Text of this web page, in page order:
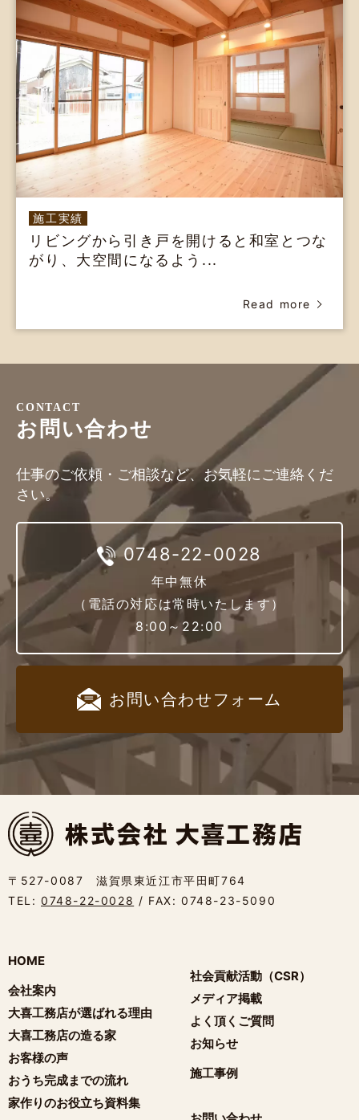
施工実績
リビングから引き戸を開けると和室とつな
がり、大空間になるよう...
Read more
CONTACT
お問い合わせ
仕事のご依頼・ご相談など、お気軽にご連絡くだ
さい。
0748-22-0028
年中無休
（電話の対応は常時いたします）
8:00～22:00
お問い合わせ フォーム
〒527-0087 滋賀県東近江市平田町764
TEL: 0748-22-0028 / FAX: 0748-23-5090
HOME
会社案内
大喜工務店が選ばれる理由
大喜工務店の造る家
お客様の声
おうち完成までの流れ
家作りのお役立ち資料集
社会貢献活動（CSR）
メディア掲載
よく頂くご質問
お知らせ
施工事例